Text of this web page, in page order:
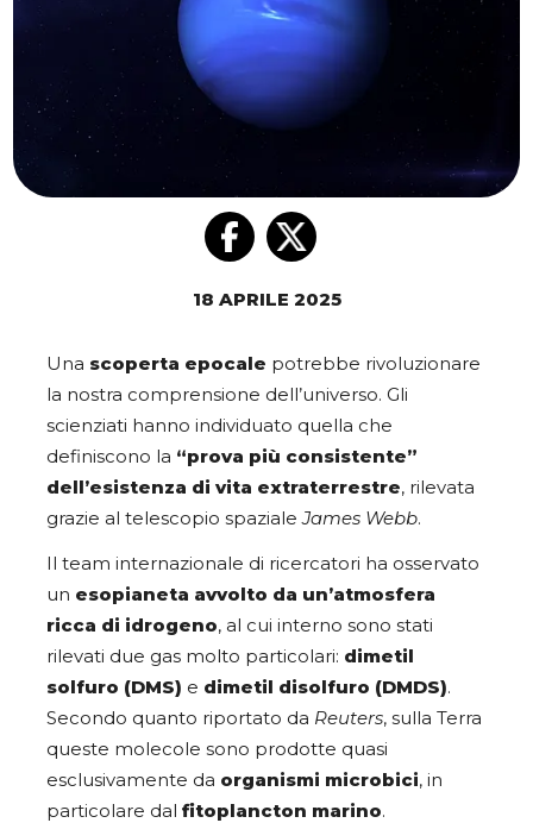
18 APRILE 2025
Una scoperta epocale potrebbe rivoluzionare
la nostra comprensione dell’universo. Gli
scienziati hanno individuato quella che
definiscono la “prova più consistente”
dell’esistenza di vita extraterrestre, rilevata
grazie al telescopio spazialeJames Webb.
Il team internazionale di ricercatori ha osservato
un esopianeta avvolto da un’atmosfera
ricca di idrogeno, al cui interno sono stati
rilevati due gas molto particolari: dimetil
solfuro (DMS) e dimetil disolfuro (DMDS).
Secondo quanto riportato da Reuters, sulla Terra
queste molecole sono prodotte quasi
esclusivamente da organismi microbici, in
particolare dal fitoplancton marino.